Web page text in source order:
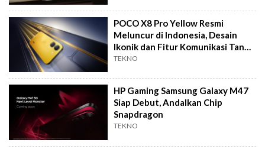
POCO X8 Pro Yellow Resmi
Meluncur di Indonesia, Desain
Ikonik dan Fitur Komunikasi Tanpa
Sinyal
TEKNO
HP Gaming Samsung Galaxy M47
Siap Debut, Andalkan Chip
Snapdragon
TEKNO